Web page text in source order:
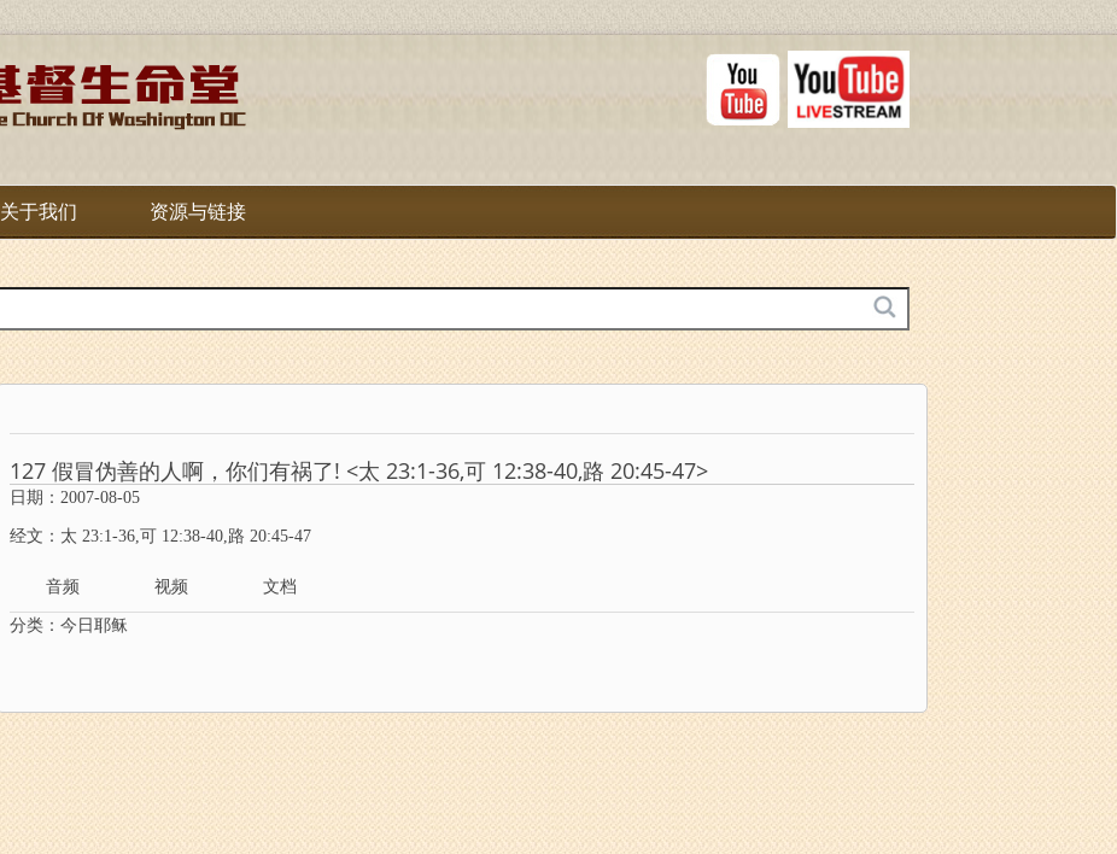
关于我们 资源与链接
127 假冒伪善的人啊，你们有祸了! <太 23:1-36,可 12:38-40,路 20:45-47>
日期：2007-08-05
经文：太 23:1-36,可 12:38-40,路 20:45-47
音频 视频 文档
分类： 今日耶稣